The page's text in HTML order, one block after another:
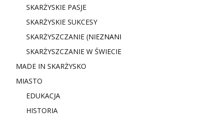
SKARŻYSKIE PASJE
SKARŻYSKIE SUKCESY
SKARŻYSZCZANIE (NIEZNANI
SKARŻYSZCZANIE W ŚWIECIE
MADE IN SKARŻYSKO
MIASTO
EDUKACJA
HISTORIA